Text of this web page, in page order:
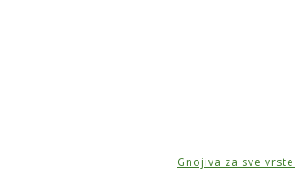
Gnojiva za sve